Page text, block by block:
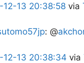
12-13 20:38:58 via
: @
12-13 20:38:34 via